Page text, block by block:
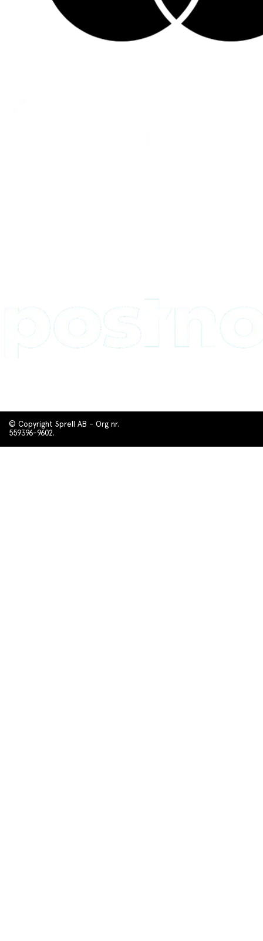
© Copyright Sprell AB - Org nr.
559396-9602.